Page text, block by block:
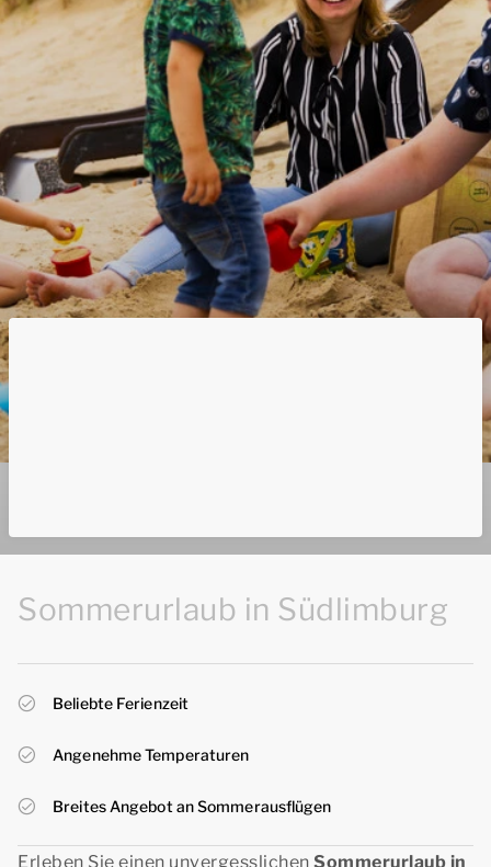
Sommerurlaub in Südlimburg
Beliebte Ferienzeit
Angenehme Temperaturen
Breites Angebot an Sommerausflügen
Erleben Sie einen unvergesslichen Sommerurlaub in